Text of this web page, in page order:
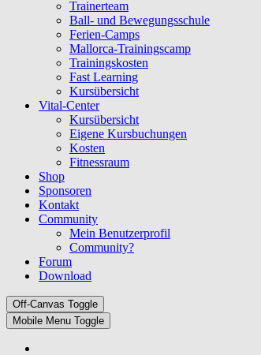
Trainerteam
Ball- und Bewegungsschule
Ferien-Camps
Mallorca-Trainingscamp
Trainingskosten
Fast Learning
Kursübersicht
Vital-Center
Kursübersicht
Eigene Kursbuchungen
Kosten
Fitnessraum
Shop
Sponsoren
Kontakt
Community
Mein Benutzerprofil
Community?
Forum
Download
Off-Canvas Toggle
Mobile Menu Toggle